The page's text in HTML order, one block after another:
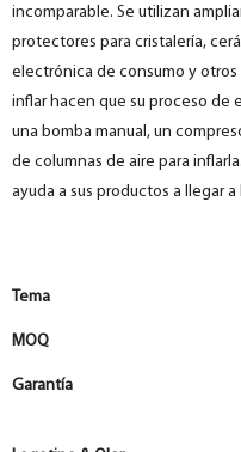
incomparable. Se utilizan
protectores para cristalería,
electrónica de consumo y otros
inflar hacen que su proceso de
una bomba manual, un
de columnas de aire para
ayuda a sus productos a llegar
Tema
MOQ
Garantía